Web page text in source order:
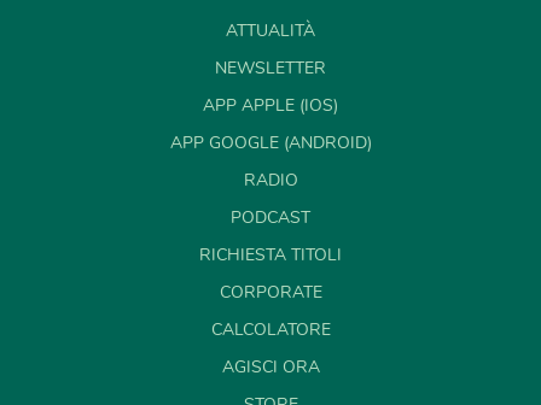
ATTUALITÀ
NEWSLETTER
APP APPLE (IOS)
APP GOOGLE (ANDROID)
RADIO
PODCAST
RICHIESTA TITOLI
CORPORATE
CALCOLATORE
AGISCI ORA